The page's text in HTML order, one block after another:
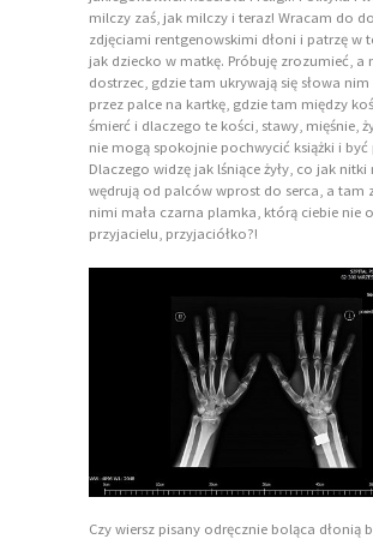
milczy zaś, jak milczy i teraz! Wracam do
zdjęciami rentgenowskimi dłoni i patrzę w
jak dziecko w matkę. Próbuję zrozumieć, a
dostrzec, gdzie tam ukrywają się słowa nim
przez palce na kartkę, gdzie tam między
śmierć i dlaczego te kości, stawy, mięśnie,
nie mogą spokojnie pochwycić książki i być
Dlaczego widzę jak lśniące żyły, co jak
wędrują od palców wprost do serca, a tam
nimi mała czarna plamka, którą ciebie nie
przyjacielu, przyjaciółko?!
Czy wiersz pisany odręcznie boląca dłonią